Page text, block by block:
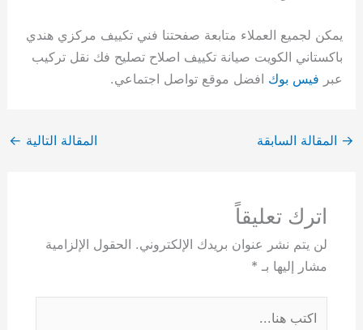
يمكن لجميع العملاء متابعة صفحتنا فني تكييف مركزي هندي
باكستاني الكويت صيانة تكييف اصلاح تصليح فك نقل تركيب
عبر فيس بوك افضل موقع تواصل اجتماعي.
→ المقالة السابقة المقالة التالية ←
اترك تعليقاً
لن يتم نشر عنوان بريدك الإلكتروني. الحقول الإلزامية
مشار إليها بـ *